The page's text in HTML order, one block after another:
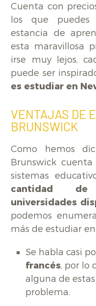
Cuenta con
los que
estancia de
esta maravillosa
irse muy lejos,
puede ser
es estudiar en
VENTAJAS DE
BRUNSWICK
Como hemos
Brunswick
sistemas
cantidad
universidades
podemos
más de estudiar
Se habla casi
francés, por lo
alguna de
problema.